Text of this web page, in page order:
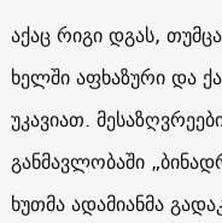
აქაც რიგი დგას,
ხელში აფხაზური და
უკავიათ.
განმავლობაში
ხუთმა ადამიანმა